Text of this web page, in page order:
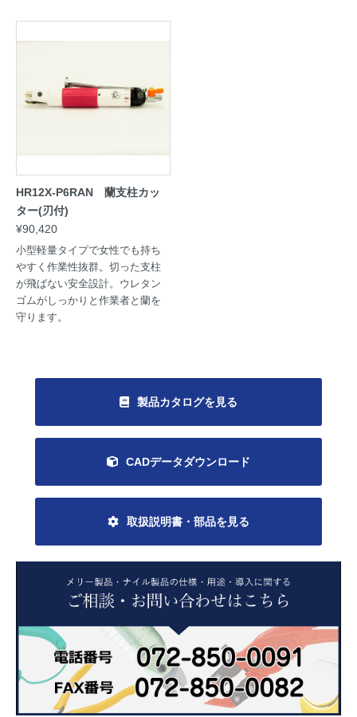
HR12X-P6RAN 蘭支柱カッ
ター(刃付)
¥90,420
小型軽量タイプで女性でも持ち
やすく作業性抜群。切った支柱
が飛ばない安全設計。ウレタン
ゴムがしっかりと作業者と蘭を
守ります。
製品カタログを見る
CADデータダウンロード
取扱説明書・部品を見る